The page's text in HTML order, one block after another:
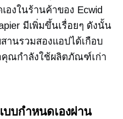
งในร้านค้าของ Ecwid
มีเพิ่มขึ้นเรื่อยๆ ดังนั้น
านรวมสองแอปได้เกือบ
คุณกำลังใช้ผลิตภัณฑ์เก่า
บกำหนดเองผ่าน